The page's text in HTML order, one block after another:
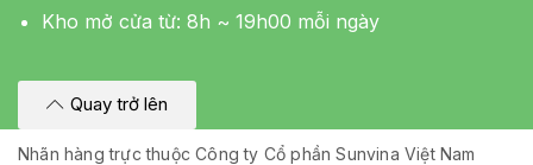
Kho mở cửa từ: 8h ~ 19h00 mỗi ngày
Quay trở lên
Nhãn hàng trực thuộc Công ty Cổ phần Sunvina Việt Nam